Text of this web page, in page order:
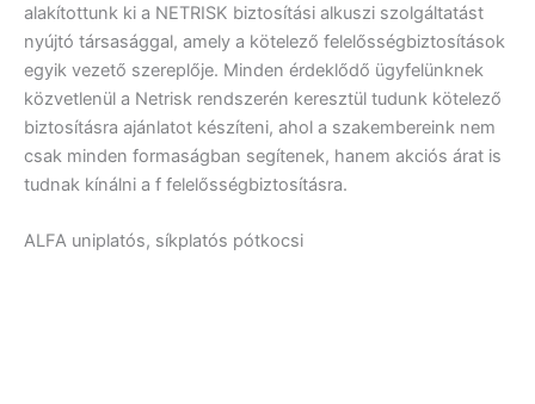
alakítottunk ki a NETRISK biztosítási alkuszi szolgáltatást
nyújtó társasággal, amely a kötelező felelősségbiztosítások
egyik vezető szereplője. Minden érdeklődő ügyfelünknek
közvetlenül a Netrisk rendszerén keresztül tudunk kötelező
biztosításra ajánlatot készíteni, ahol a szakembereink nem
csak minden formaságban segítenek, hanem akciós árat is
tudnak kínálni a f felelősségbiztosításra.
ALFA uniplatós, síkplatós pótkocsi